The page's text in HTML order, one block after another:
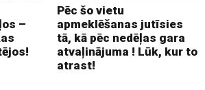
–
Pēc šo vietu
apmeklēšanas jutīsies
tā, kā pēc nedēļas gara
atvaļinājuma ! Lūk, kur to
atrast!